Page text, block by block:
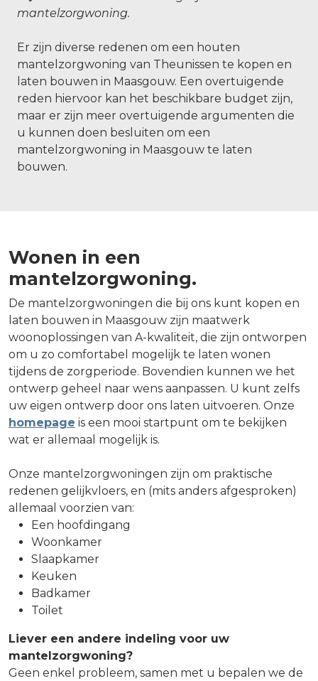
mantelzorgwoning.
Er zijn diverse redenen om een houten
mantelzorgwoning van Theunissen te kopen en
laten bouwen in Maasgouw. Een overtuigende
reden hiervoor kan het beschikbare budget zijn,
maar er zijn meer overtuigende argumenten die
u kunnen doen besluiten om een
mantelzorgwoning in Maasgouw te laten
bouwen.
Wonen in een
mantelzorgwoning.
De mantelzorgwoningen die bij ons kunt kopen en
laten bouwen in Maasgouw zijn maatwerk
woonoplossingen van A-kwaliteit, die zijn ontworpen
om u zo comfortabel mogelijk te laten wonen
tijdens de zorgperiode. Bovendien kunnen we het
ontwerp geheel naar wens aanpassen. U kunt zelfs
uw eigen ontwerp door ons laten uitvoeren. Onze
homepage is een mooi startpunt om te bekijken
wat er allemaal mogelijk is.
Onze mantelzorgwoningen zijn om praktische
redenen gelijkvloers, en (mits anders afgesproken)
allemaal voorzien van:
Een hoofdingang
Woonkamer
Slaapkamer
Keuken
Badkamer
Toilet
Liever een andere indeling voor uw
mantelzorgwoning?
Geen enkel probleem, samen met u bepalen we de